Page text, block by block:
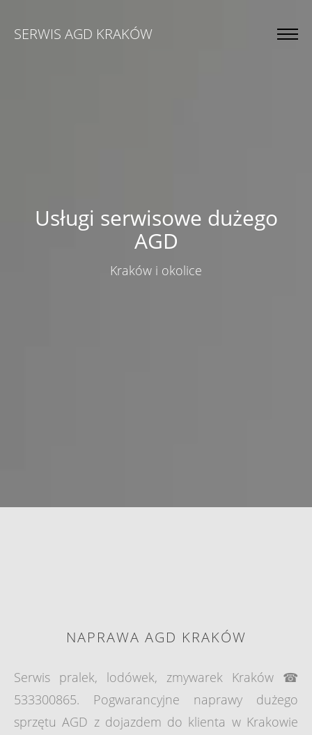
SERWIS AGD KRAKÓW
Usługi serwisowe dużego
AGD
Kraków i okolice
NAPRAWA AGD KRAKÓW
Serwis pralek, lodówek, zmywarek Kraków ☎
533300865. Pogwarancyjne naprawy dużego
sprzętu AGD z dojazdem do klienta w Krakowie